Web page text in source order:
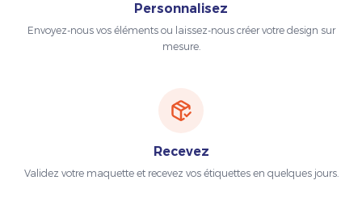
Personnalisez
Envoyez-nous vos éléments ou laissez-nous créer votre design sur
mesure.
Recevez
Validez votre maquette et recevez vos étiquettes en quelques jours.